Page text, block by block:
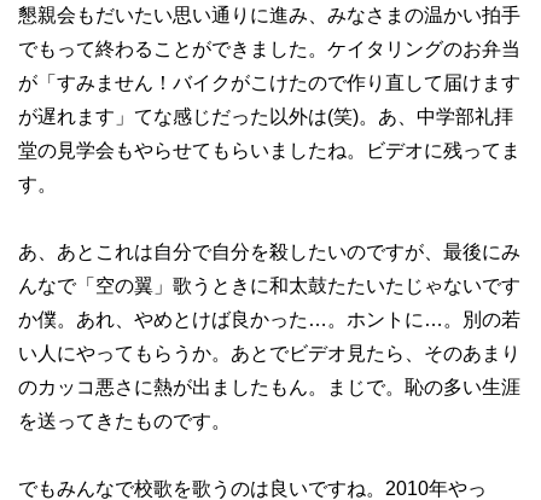
懇親会もだいたい思い通りに進み、みなさまの温かい拍手
でもって終わることができました。ケイタリングのお弁当
が「すみません！バイクがこけたので作り直して届けます
が遅れます」てな感じだった以外は(笑)。あ、中学部礼拝
堂の見学会もやらせてもらいましたね。ビデオに残ってま
す。
あ、あとこれは自分で自分を殺したいのですが、最後にみ
んなで「空の翼」歌うときに和太鼓たたいたじゃないです
か僕。あれ、やめとけば良かった…。ホントに…。別の若
い人にやってもらうか。あとでビデオ見たら、そのあまり
のカッコ悪さに熱が出ましたもん。まじで。恥の多い生涯
を送ってきたものです。
でもみんなで校歌を歌うのは良いですね。2010年やっ